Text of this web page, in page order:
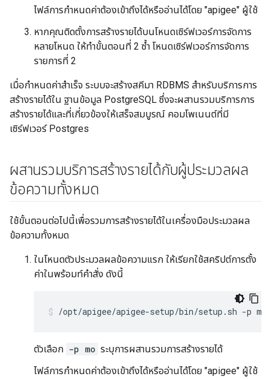
ไฟล์การกำหนดค่าต้องเข้าถึงได้หรืออ่านได้โดย "apigee" ผู้ใช้
หากคุณติดตั้งการสร้างรายได้บนโหนดเซิร์ฟเวอร์การจัดการ
หลายโหนด ให้ทำขั้นตอนที่ 2 ซ้ำ โหนดเซิร์ฟเวอร์การจัดการ
รายการที่ 2
เมื่อกำหนดค่าสำเร็จ ระบบจะสร้างสคีมา RDBMS สำหรับบริการการ
สร้างรายได้ใน ฐานข้อมูล PostgreSQL ซึ่งจะผสานรวมบริการการ
สร้างรายได้และที่เกี่ยวข้องให้เสร็จสมบูรณ์ คอมโพเนนต์ที่มี
เซิร์ฟเวอร์ Postgres
ผสานรวมบริการสร้างรายได้กับผู้ประมวลผล
ข้อความทั้งหมด
ใช้ขั้นตอนต่อไปนี้เพื่อรวมการสร้างรายได้ในเครื่องมือประมวลผล
ข้อความทั้งหมด
ในโหนดตัวประมวลผลข้อความแรก ให้เรียกใช้สคริปต์การตั้ง
ค่าในพร้อมท์คำสั่ง ดังนี้
/opt/apigee/apigee-setup/bin/setup.sh -p
ตัวเลือก -p mo ระบุการผสานรวมการสร้างรายได้
ไฟล์การกำหนดค่าต้องเข้าถึงได้หรืออ่านได้โดย "apigee" ผู้ใช้